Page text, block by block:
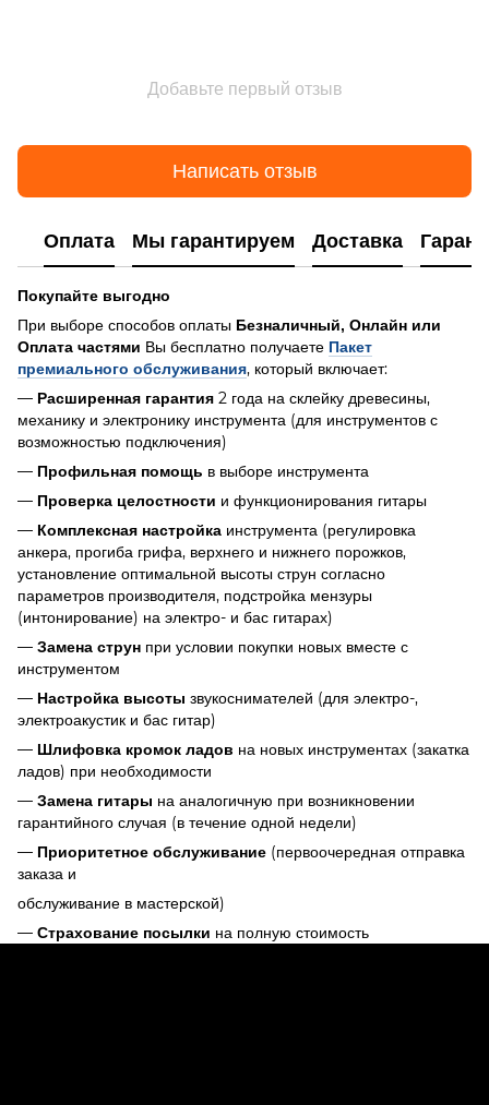
Добавьте первый отзыв
Написать отзыв
Оплата Мы гарантируем Доставка
Покупайте выгодно
При выборе способов оплаты Безналичный, Онлайн или
Оплата частями Вы бесплатно получаете Пакет
премиального обслуживания, который включает:
— Расширенная гарантия 2 года на склейку древесины,
механику и электронику инструмента (для инструментов с
возможностью подключения)
— Профильная помощь в выборе инструмента
— Проверка целостности и функционирования гитары
— Комплексная настройка инструмента (регулировка
анкера, прогиба грифа, верхнего и нижнего порожков,
установление оптимальной высоты струн согласно
параметров производителя, подстройка мензуры
(интонирование) на электро- и бас гитарах)
— Замена струн при условии покупки новых вместе с
инструментом
— Настройка высоты звукоснимателей (для электро-,
электроакустик и бас гитар)
— Шлифовка кромок ладов на новых инструментах (закатка
ладов) при необходимости
— Замена гитары на аналогичную при возникновении
гарантийного случая (в течение одной недели)
— Приоритетное обслуживание (первоочередная отправка
заказа и
обслуживание в мастерской)
— Страхование посылки на полную стоимость